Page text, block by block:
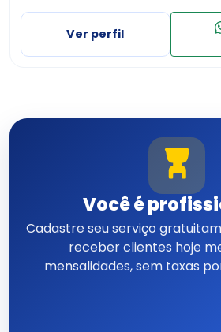
Ver perfil
Você é
Cadastre seu serviço
receber clientes hoje
mensalidades, sem taxas